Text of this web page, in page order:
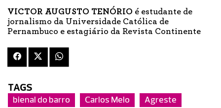
VICTOR AUGUSTO TENÓRIO é estudante de
jornalismo da Universidade Católica de
Pernambuco e estagiário da Revista Continente
TAGS
bienal do barro Carlos Melo Agreste